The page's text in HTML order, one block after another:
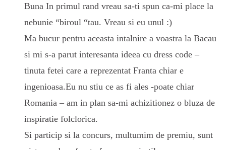
Buna In primul rand vreau sa-ti spun ca-mi place la
nebunie “biroul “tau. Vreau si eu unul :)
Ma bucur pentru aceasta intalnire a voastra la Bacau
si mi s-a parut interesanta ideea cu dress code –
tinuta fetei care a reprezentat Franta chiar e
ingenioasa.Eu nu stiu ce as fi ales -poate chiar
Romania – am in plan sa-mi achizitionez o bluza de
inspiratie folclorica.
Si particip si la concurs, multumim de premiu, sunt